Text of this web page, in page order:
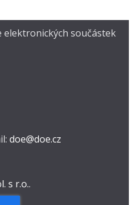
elektronických součástek
doe@doe.cz
s r.o..